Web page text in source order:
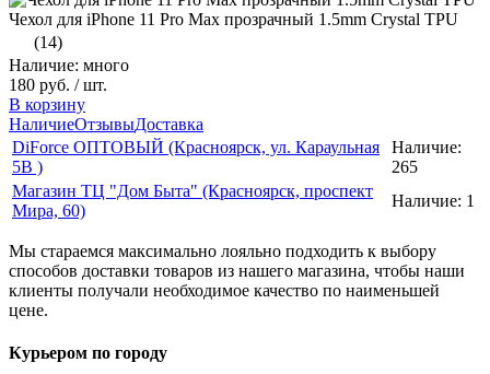
Чехол для iPhone 11 Pro Max прозрачный 1.5mm Crystal TPU
(14)
Наличие: много
180 руб. / шт.
В корзину
НаличиеОтзывыДоставка
DiForce ОПТОВЫЙ (Красноярск, ул. Караульная
5B )
Наличие:
265
Магазин ТЦ "Дом Быта" (Красноярск, проспект
Мира, 60)
Наличие: 1
Мы стараемся максимально лояльно подходить к выбору
способов доставки товаров из нашего магазина, чтобы наши
клиенты получали необходимое качество по наименьшей
цене.
Курьером по городу